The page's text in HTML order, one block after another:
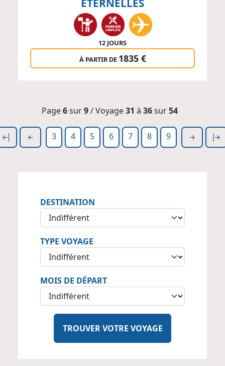
ÉTERNELLES
12 JOURS
À PARTIR DE 1835 €
Page6sur9/ Voyage31 à 36sur54
3 4 5 6 7 8 9
DESTINATION
TYPE VOYAGE
MOIS DE DÉPART
TROUVER VOTRE VOYAGE